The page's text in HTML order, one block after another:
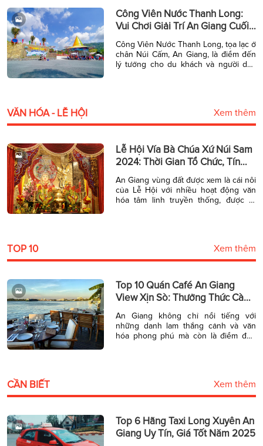
Công Viên Nước Thanh Long:
Vui Chơi Giải Trí An Giang Cuối
Tuần
Công Viên Nước Thanh Long, tọa lạc ở
chân Núi Cấm, An Giang, là điểm đến
lý tưởng cho du khách và người dân
VĂN HÓA - LỄ HỘI Xem thêm
Lễ Hội Vía Bà Chúa Xứ Núi Sam
2024: Thời Gian Tổ Chức, Tín
Ngưỡng Độc Đáo
An Giang vùng đất được xem là cái nôi
của Lễ Hội với nhiều hoạt động văn
hóa tâm linh truyền thống, được tổ
TOP 10 Xem thêm
Top 10 Quán Café An Giang
View Xịn Sò: Thưởng Thức Cà
Phê Bên Dòng Sông Hậu
An Giang không chỉ nổi tiếng với
những danh lam thắng cảnh và văn
hóa phong phú mà còn là điểm đến
CẦN BIẾT Xem thêm
Top 6 Hãng Taxi Long Xuyên An
Giang Uy Tín, Giá Tốt Năm 2025